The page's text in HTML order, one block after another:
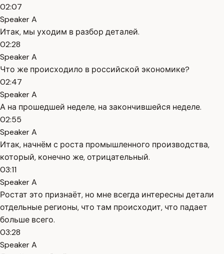
02:07
Speaker A
Итак, мы уходим в разбор деталей.
02:28
Speaker A
Что же происходило в российской экономике?
02:47
Speaker A
А на прошедшей неделе, на закончившейся неделе.
02:55
Speaker A
Итак, начнём с роста промышленного производства,
который, конечно же, отрицательный.
03:11
Speaker A
Ростат это признаёт, но мне всегда интересны детали
отдельные регионы, что там происходит, что падает
больше всего.
03:28
Speaker A